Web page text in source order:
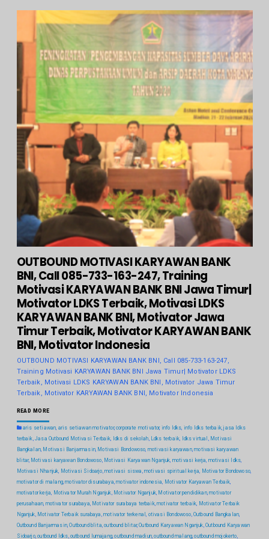
OUTBOUND MOTIVASI KARYAWAN BANK
BNI, Call 085-733-163-247, Training
Motivasi KARYAWAN BANK BNI Jawa Timur|
Motivator LDKS Terbaik, Motivasi LDKS
KARYAWAN BANK BNI, Motivator Jawa
Timur Terbaik, Motivator KARYAWAN BANK
BNI, Motivator Indonesia
OUTBOUND MOTIVASI KARYAWAN BANK BNI, Call 085-733-163-247,
Training Motivasi KARYAWAN BANK BNI Jawa Timur| Motivator LDKS
Terbaik, Motivasi LDKS KARYAWAN BANK BNI, Motivator Jawa Timur
Terbaik, Motivator KARYAWAN BANK BNI, Motivator Indonesia
READ MORE
aris setiawan aris setiawan motivator,corporate motivator, info ldks info ldks terbaik,jasa ldks
terbaik ,Jasa Outbound Motivasi Terbaik ldks di sekolah Ldks terbaik ldks virtual
Motivasi
Bangkalan Motivasi Banjarmasin, Motivasi Bondowoso motivasi karyawan,motivasi karyawan
blitar, Motivasi karyawan Bondowoso Motivasi Karyawan Nganjuk motivasi kerja motivasi ldks
Motivasi Nhanjuk Motivasi Sidoarjo ,motivasi siswa motivasi spiritual kerja Motivator Bondowoso,
motivator di malang,motivator disurabaya ,motivator indonesia Motivator Karyawan Terbaik
motivator kerja Motivator Murah Nganjuk Motivator Nganjuk, Motivator pendidikan,motivator
perusahaan motivator surabaya Motivator surabaya terbaik,motivator terbaik Motivator Terbaik
Nganjuk Motivator Terbaik surabaya ,motivator terkenal otivasi Bondowoso Outbound Bangkalan
Outbound Banjarmasin,Outbound blita ,outbound blitar,Outbound Karyawan Nganjuk ,Outbound Karyawan
Sidoarjo,outbound ldks outbound lumajang,outbound madiun,outbound malang ,outbound mojokerto